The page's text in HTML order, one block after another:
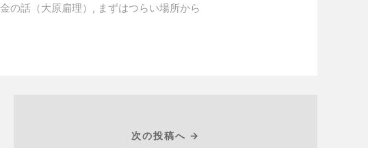
の話（大原扁理） , まずはつらい場所から
次の投稿へ →